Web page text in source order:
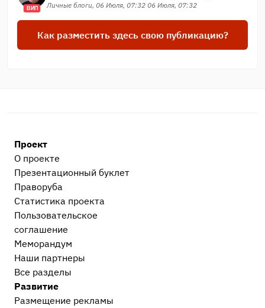
ВИП
Личные блоги, 06 Июля, 07:32 06 Июля, 07:32
Как разместить здесь свою публикацию?
Проект
О проекте
Презентационный букл​ет
Праворуба
Статистика проекта
Пользовательское
соглашение
Меморандум
Наши партнеры
Все разделы
Развитие
Размещение рекламы